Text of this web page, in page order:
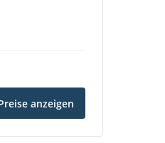
anzeigen